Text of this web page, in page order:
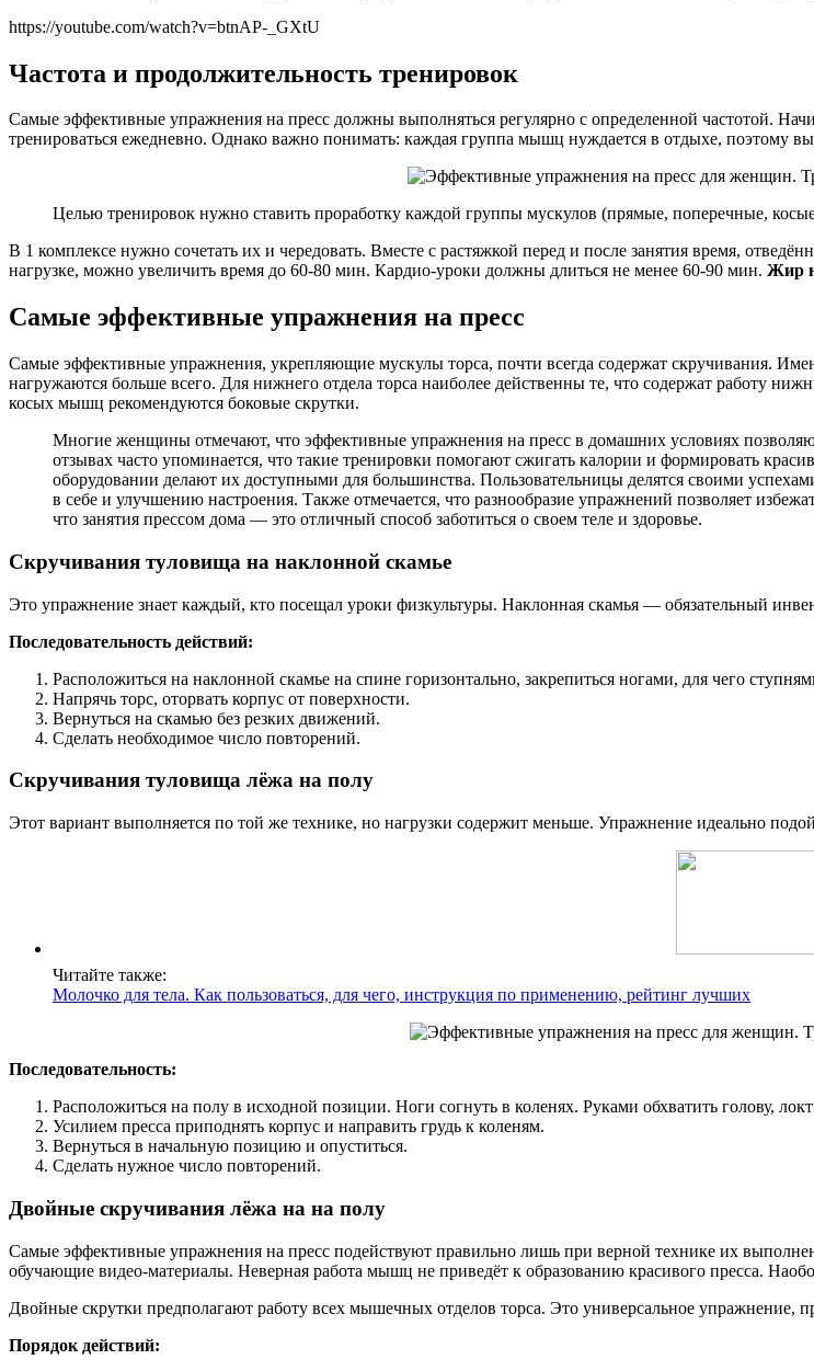
https://youtube.com/watch?v=btnAP-_GXtU
Частота и продолжительность тренировок
Самые эффективные упражнения на пресс должны выполняться регулярно с определенной частотой.
тренироваться ежедневно. Однако важно понимать: каждая группа мышц нуждается в отдыхе, поэтому
Целью тренировок нужно ставить проработку каждой группы мускулов (прямые, поперечные,
В 1 комплексе нужно сочетать их и чередовать. Вместе с растяжкой перед и после занятия время,
нагрузке, можно увеличить время до 60-80 мин. Кардио-уроки должны длиться не менее 60-90 мин. Жир
Самые эффективные упражнения на пресс
Самые эффективные упражнения, укрепляющие мускулы торса, почти всегда содержат скручивания.
нагружаются больше всего. Для нижнего отдела торса наиболее действенны те, что содержат работу
косых мышц рекомендуются боковые скрутки.
Многие женщины отмечают, что эффективные упражнения на пресс в домашних условиях
отзывах часто упоминается, что такие тренировки помогают сжигать калории и формировать
оборудовании делают их доступными для большинства. Пользовательницы делятся своими
в себе и улучшению настроения. Также отмечается, что разнообразие упражнений позволяет
что занятия прессом дома — это отличный способ заботиться о своем теле и здоровье.
Скручивания туловища на наклонной скамье
Это упражнение знает каждый, кто посещал уроки физкультуры. Наклонная скамья — обязательный
Последовательность действий:
Расположиться на наклонной скамье на спине горизонтально, закрепиться ногами, для чего
Напрячь торс, оторвать корпус от поверхности.
Вернуться на скамью без резких движений.
Сделать необходимое число повторений.
Скручивания туловища лёжа на полу
Этот вариант выполняется по той же технике, но нагрузки содержит меньше. Упражнение идеально
Читайте также:
Молочко для тела. Как пользоваться, для чего, инструкция по применению, рейтинг лучших
Последовательность:
Расположиться на полу в исходной позиции. Ноги согнуть в коленях. Руками обхватить голову,
Усилием пресса приподнять корпус и направить грудь к коленям.
Вернуться в начальную позицию и опуститься.
Сделать нужное число повторений.
Двойные скручивания лёжа на на полу
Самые эффективные упражнения на пресс подействуют правильно лишь при верной технике их
обучающие видео-материалы. Неверная работа мышц не приведёт к образованию красивого пресса.
Двойные скрутки предполагают работу всех мышечных отделов торса. Это универсальное упражнение,
Порядок действий: